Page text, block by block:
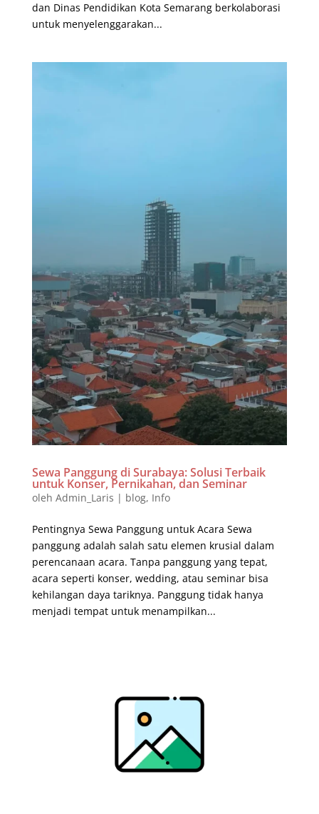
dan Dinas Pendidikan Kota Semarang berkolaborasi
untuk menyelenggarakan...
Sewa Panggung di Surabaya: Solusi Terbaik
untuk Konser, Pernikahan, dan Seminar
oleh Admin_Laris | blog, Info
Pentingnya Sewa Panggung untuk Acara Sewa
panggung adalah salah satu elemen krusial dalam
perencanaan acara. Tanpa panggung yang tepat,
acara seperti konser, wedding, atau seminar bisa
kehilangan daya tariknya. Panggung tidak hanya
menjadi tempat untuk menampilkan...